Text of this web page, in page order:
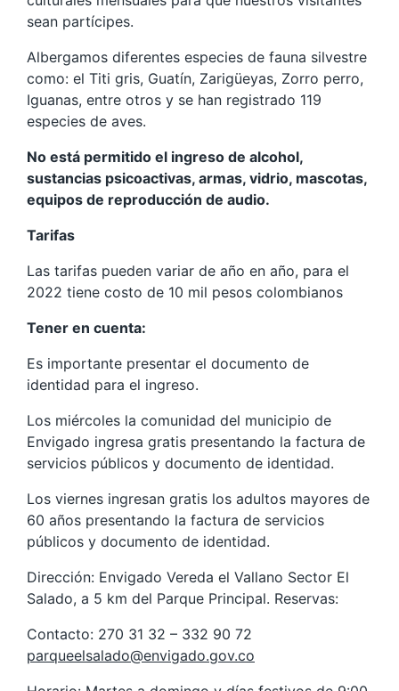
sean partícipes.
Albergamos diferentes especies de fauna silvestre
como: el Titi gris, Guatín, Zarigüeyas, Zorro perro,
Iguanas, entre otros y se han registrado 119
especies de aves.
No está permitido el ingreso de alcohol,
sustancias psicoactivas, armas, vidrio, mascotas,
equipos de reproducción de audio.
Tarifas
Las tarifas pueden variar de año en año, para el
2022 tiene costo de 10 mil pesos colombianos
Tener en cuenta:
Es importante presentar el documento de
identidad para el ingreso.
Los miércoles la comunidad del municipio de
Envigado ingresa gratis presentando la factura de
servicios públicos y documento de identidad.
Los viernes ingresan gratis los adultos mayores de
60 años presentando la factura de servicios
públicos y documento de identidad.
Dirección: Envigado Vereda el Vallano Sector El
Salado, a 5 km del Parque Principal. Reservas:
Contacto: 270 31 32 – 332 90 72
parqueelsalado@envigado.gov.co